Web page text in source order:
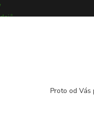
Proto od Vás